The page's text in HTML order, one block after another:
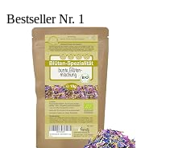
Bestseller Nr. 1